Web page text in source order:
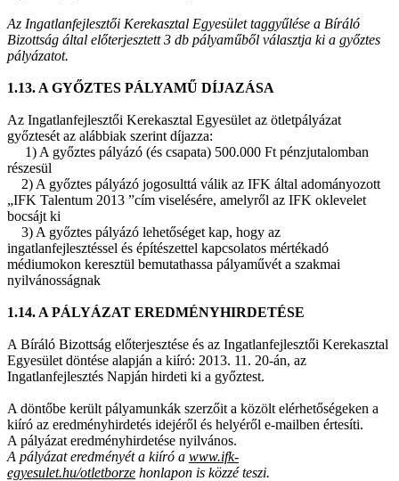
Az Ingatlanfejlesztői Kerekasztal Egyesület taggyűlése a Bíráló
Bizottság által előterjesztett 3 db pályaműből választja ki a győztes
pályázatot.
1.13. A GYŐZTES PÁLYAMŰ DÍJAZÁSA
Az Ingatlanfejlesztői Kerekasztal Egyesület az ötletpályázat
győztesét az alábbiak szerint díjazza:
1) A győztes pályázó (és csapata) 500.000 Ft pénzjutalomban
részesül
2) A győztes pályázó jogosulttá válik az IFK által adományozott
„IFK Talentum 2013 ”cím viselésére, amelyről az IFK oklevelet
bocsájt ki
3) A győztes pályázó lehetőséget kap, hogy az
ingatlanfejlesztéssel és építészettel kapcsolatos mértékadó
médiumokon keresztül bemutathassa pályaművét a szakmai
nyilvánosságnak
1.14. A PÁLYÁZAT EREDMÉNYHIRDETÉSE
A Bíráló Bizottság előterjesztése és az Ingatlanfejlesztői Kerekasztal
Egyesület döntése alapján a kiíró: 2013. 11. 20-án, az
Ingatlanfejlesztés Napján hirdeti ki a győztest.
A döntőbe került pályamunkák szerzőit a közölt elérhetőségeken a
kiíró az eredményhirdetés idejéről és helyéről e-mailben értesíti.
A pályázat eredményhirdetése nyilvános.
A pályázat eredményét a kiíró a www.ifk-
egyesulet.hu/otletborze honlapon is közzé teszi.